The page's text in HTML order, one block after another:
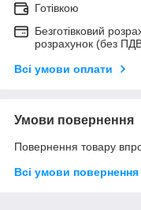
Готівкою
Безготівковий
розрахунок (без
Всі умови оплати
Умови повернення
Повернення товару
Всі умови повернення